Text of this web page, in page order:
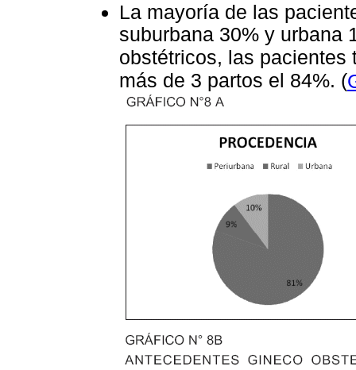
La mayoría de las
suburbana 30% y urbana
obstétricos, las pacientes
más de 3 partos el 84%. (